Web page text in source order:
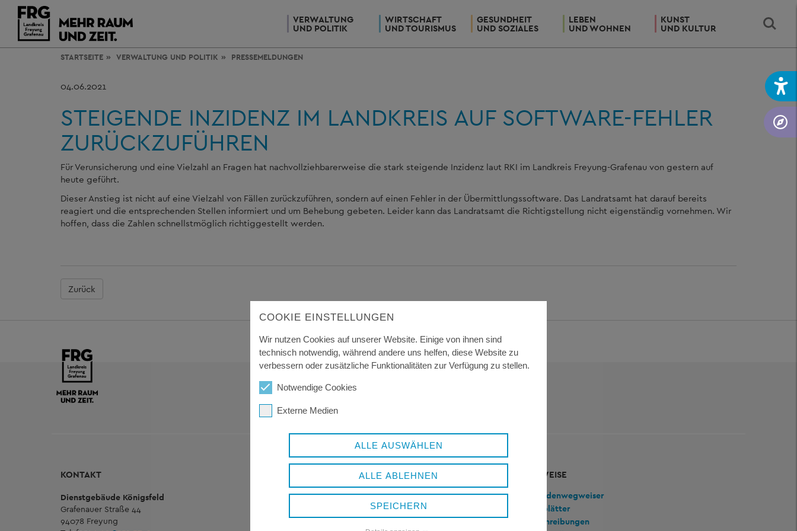
VERWALTUNG
UND POLITIK
WIRTSCHAFT
UND TOURISMUS
GESUNDHEIT
UND SOZIALES
LEBEN
UND WOHNEN
KUNST
UND KULTUR
STARTSEITE VERWALTUNG UND POLITIK PRESSEMELDUNGEN
04.06.2021
STEIGENDE INZIDENZ IM LANDKREIS AUF SOFTWARE-FEHLER
ZURÜCKZUFÜHREN
Für Verunsicherung und eine Vielzahl an Fragen hat nachvollziehbarerweise die stark steigende Inzidenz laut RKI im Landkreis Freyung-Grafenau von gestern auf
heute geführt.
Dieser Anstieg ist nicht auf eine Vielzahl von Fällen zurückzuführen, sondern auf einen Fehler in der Übermittlungssoftware. Das Landratsamt hat darauf bereits
reagiert und die entsprechenden Stellen informiert und um Behebung gebeten. Leider kann das Landratsamt die Richtigstellung nicht eigenständig vornehmen. Wir
hoffen, dass die Zahlen schnellstmöglich richtiggestellt werden.
Zurück
KONTAKT
Dienstgebäude Königsfeld
Grafenauer Straße 44
94078 Freyung
ÖFFNUNGSZEITEN
Montag bis Freitag:8.00 bis 12.00 Uhr
13.00 bis 16.00 Uhr
nur nach telefonischer Vereinbarung!
VERWEISE
Behördenwegweiser
Amtsblätter
Ausschreibungen
COOKIE EINSTELLUNGEN
Wir nutzen Cookies auf unserer Website. Einige von ihnen sind
technisch notwendig, während andere uns helfen, diese Website zu
verbessern oder zusätzliche Funktionalitäten zur Verfügung zu stellen.
Notwendige Cookies
Externe Medien
ALLE AUSWÄHLEN
ALLE ABLEHNEN
SPEICHERN